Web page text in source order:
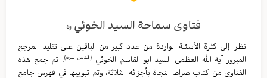
فتاوى سماحة السيد الخوئي ره
نظرا إلى كثرة الأسئلة الواردة من عدد كبير من الباقين على تقليد المرجع
المبرور آية الله العظمى السيد ابو القاسم الخوئي (قدس سره)، تم جمع هذه
الفتاوى من كتاب صراط النجاة بأجزائه الثلاثة، وتم تبويبها في فهرس جامع